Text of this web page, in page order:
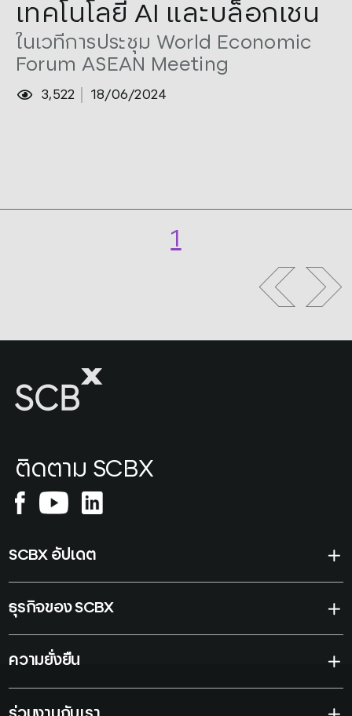
เทคโนโลยี AI และบล็อกเชน
ในเวทีการประชุม World Economic
Forum ASEAN Meeting
3,522 18/06/2024
1
ติดตาม SCBX
SCBX อัปเดต
ธุรกิจของ SCBX
ความยั่งยืน